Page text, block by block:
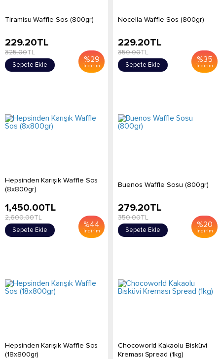
Tiramisu Waffle Sos (800gr)
%29
İndirim
229.20TL
325.00TL
Sepete Ekle
Nocella Waffle Sos (800gr)
%35
İndirim
229.20TL
350.00TL
Sepete Ekle
Hepsinden Karışık Waffle Sos
(8x800gr)
%44
İndirim
1,450.00TL
2,600.00TL
Sepete Ekle
Buenos Waffle Sosu (800gr)
%20
İndirim
279.20TL
350.00TL
Sepete Ekle
Hepsinden Karışık Waffle Sos
(18x800gr)
Chocoworld Kakaolu Bisküvi
Kreması Spread (1kg)